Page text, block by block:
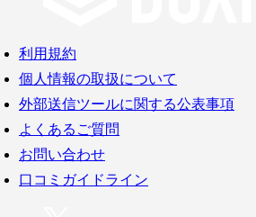
利用規約
個人情報の取扱について
外部送信ツールに関する公表事項
よくあるご質問
お問い合わせ
口コミガイドライン